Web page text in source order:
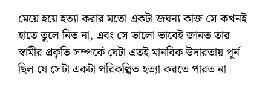
মেয়ে হয়ে হত্যা করার মতো একটা জঘন্য কাজ সে কখনই
হাতে তুলে নিত না, এবং সে ভালো ভাবেই জানত তার
স্বামীর প্রকৃতি সম্পর্কে যেটা এতই মানবিক উদারতায় পূর্ন
ছিল যে সেটা একটা পরিকল্পিত হত্যা করতে পারত না।